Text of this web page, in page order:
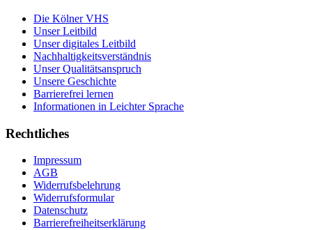
Die Kölner VHS
Unser Leitbild
Unser digitales Leitbild
Nachhaltigkeitsverständnis
Unser Qualitätsanspruch
Unsere Geschichte
Barrierefrei lernen
Informationen in Leichter Sprache
Rechtliches
Impressum
AGB
Widerrufsbelehrung
Widerrufsformular
Datenschutz
Barrierefreiheitserklärung